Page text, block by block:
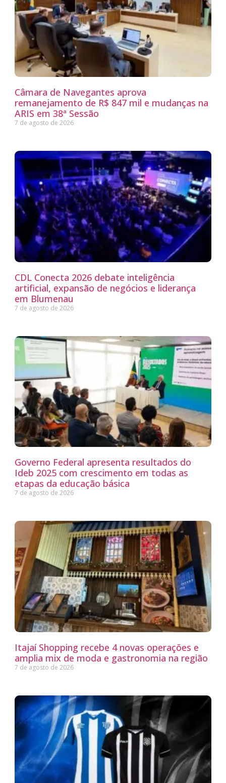
Câmara de Navegantes aprova
remanejamento de R$ 847 mil e mudanças na
ARIS em 38ª Sessão
7 de agosto de 2026
CDL Conecta 2026 debate inteligência
artificial, expansão de negócios e liderança
em Blumenau
7 de agosto de 2026
Governo Federal apresenta resultados do
Ideb 2025 com crescimento em todas as
etapas da educação básica
7 de agosto de 2026
Itajaí Shopping recebe 4 novas operações e
amplia mix de moda e gastronomia na região
7 de agosto de 2026